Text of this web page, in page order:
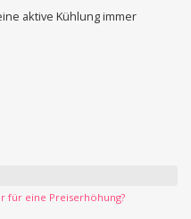
aktive Kühlung immer
für eine Preiserhöhung?